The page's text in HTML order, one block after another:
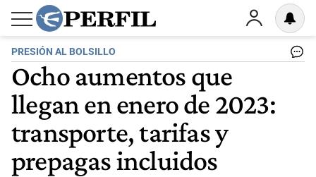
PRESIÓN AL BOLSILLO
Ocho aumentos que
llegan en enero de 2023:
transporte, tarifas y
prepagas incluidos